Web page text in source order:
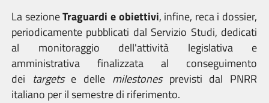
La sezioneTraguardi e obiettivi, infine, reca i dossier,
periodicamente pubblicati dal Servizio Studi, dedicati
al monitoraggio dell'attività legislativa e
amministrativa finalizzata al conseguimento
dei targetse delle milestonesprevisti dal PNRR
italiano per il semestre di riferimento.